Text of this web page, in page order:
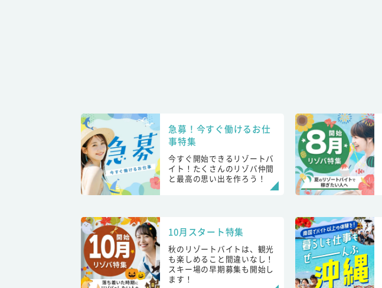
急募！今すぐ働けるお仕
事特集
今すぐ開始できるリゾートバ
イト！たくさんのリゾバ仲間
と最高の思い出を作ろう！
10月スタート特集
秋のリゾートバイトは、観光
も楽しめること間違いなし！
スキー場の早期募集も開始し
ます！